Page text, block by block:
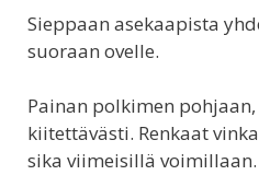
Sieppaan asekaapista
suoraan ovelle.
Painan polkimen
kiitettävästi. Renkaat
sika viimeisillä voimillaan.